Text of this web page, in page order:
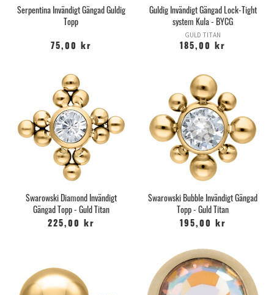
Serpentina Invändigt Gängad Guldig
Topp
75,00 kr
Guldig Invändigt Gängad Lock-Tight
system Kula - BYCG
GULD TITAN
185,00 kr
Swarowski Diamond Invändigt
Gängad Topp - Guld Titan
225,00 kr
Swarowski Bubble Invändigt Gängad
Topp - Guld Titan
195,00 kr